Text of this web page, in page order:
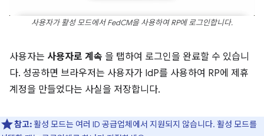
사용자가 활성 모드에서 FedCM을 사용하여 RP에 로그인합니다.
사용자는 사용자로 계속 을 탭하여 로그인을 완료할 수 있습니
다. 성공하면 브라우저는 사용자가 IdP를 사용하여 RP에 제휴
계정을 만들었다는 사실을 저장합니다.
참고:활성 모드는 여러 ID 공급업체에서 지원되지 않습니다. 활성 모드를